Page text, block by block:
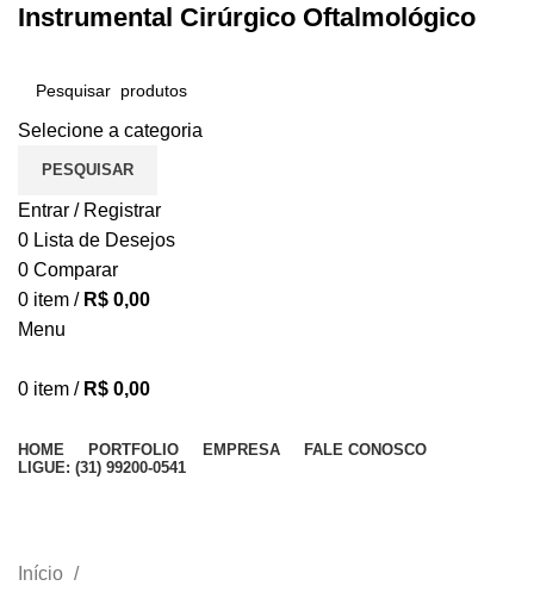
Instrumental Cirúrgico Oftalmológico
Selecione a categoria
PESQUISAR
Entrar / Registrar
0 Lista de Desejos
0 Comparar
0 item / R$ 0,00
Menu
0 item / R$ 0,00
HOME PORTFOLIO EMPRESA
FALE CONOSCO
LIGUE: (31) 99200-0541
CATEGORIAS
Início